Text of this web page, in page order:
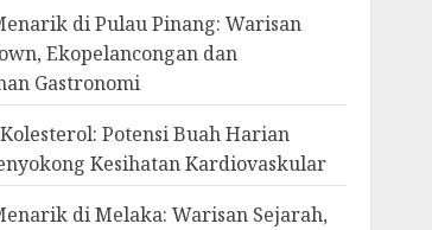
di Pulau Pinang: Warisan
Ekopelancongan dan
Gastronomi
Potensi Buah Harian
Kesihatan Kardiovaskular
di Melaka: Warisan Sejarah,